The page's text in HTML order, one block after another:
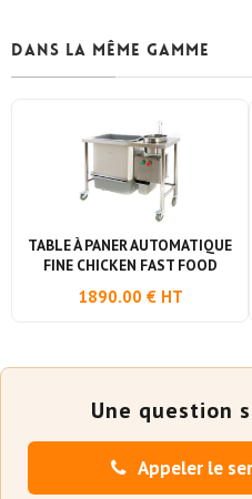
Dans la même gamme
TABLE À PANER AUTOMATIQUE
FINE CHICKEN FAST FOOD
1890.00 € HT
Une question
Appeler le